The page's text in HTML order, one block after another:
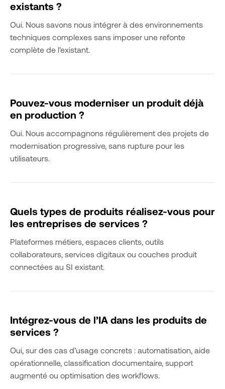
existants ?
Oui. Nous savons nous intégrer à des environnements
techniques complexes sans imposer une refonte
complète de l’existant.
Pouvez-vous moderniser un produit déjà
en production ?
Oui. Nous accompagnons régulièrement des projets de
modernisation progressive, sans rupture pour les
utilisateurs.
Quels types de produits réalisez-vous pour
les entreprises de services ?
Plateformes métiers, espaces clients, outils
collaborateurs, services digitaux ou couches produit
connectées au SI existant.
Intégrez-vous de l’IA dans les produits de
services ?
Oui, sur des cas d’usage concrets : automatisation, aide
opérationnelle, classification documentaire, support
augmenté ou optimisation des workflows.